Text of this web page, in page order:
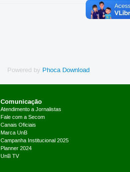
Powered by Phoca Download
Comunicação
Atendimento a Jornalistas
Fale com a Secom
Canais Oficiais
Marca UnB
Campanha Institucional 2025
Planner 2024
UnB TV